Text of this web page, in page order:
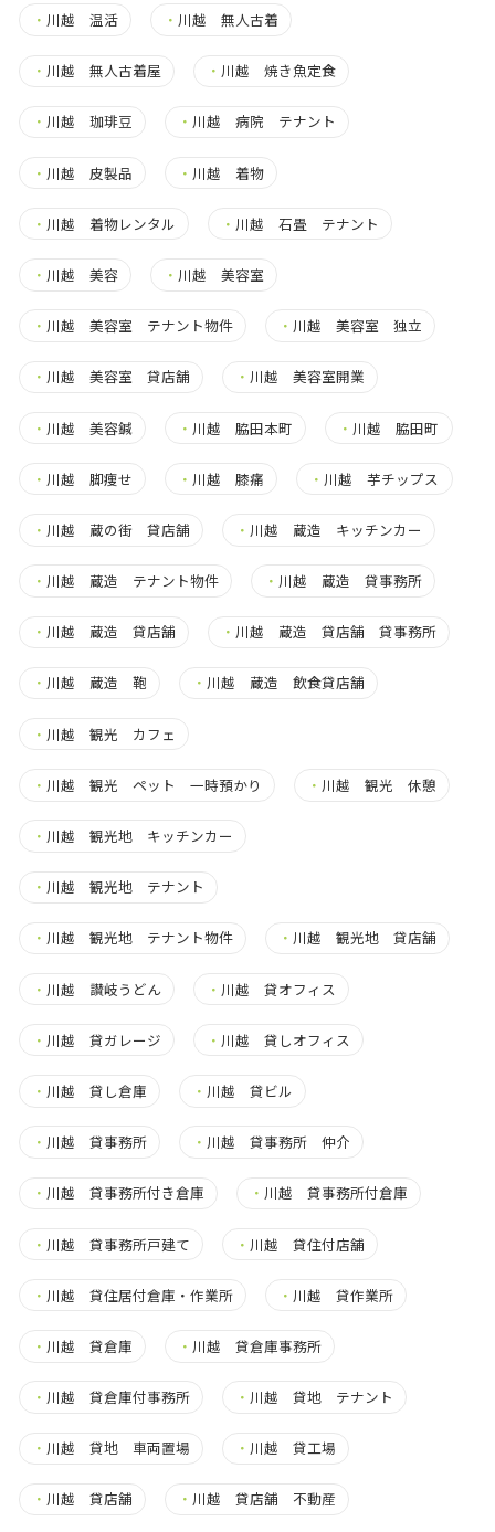
・ 川越 温活 ・ 川越 無人古着
・ 川越 無人古着屋 ・ 川越 焼き魚定食
・ 川越 珈琲豆 ・ 川越 病院 テナント
・ 川越 皮製品 ・ 川越 着物
・ 川越 着物レンタル ・ 川越 石畳 テナント
・ 川越 美容 ・ 川越 美容室
・ 川越 美容室 テナント物件 ・ 川越 美容室 独立
・ 川越 美容室 貸店舗 ・ 川越 美容室開業
・ 川越 美容鍼 ・ 川越 脇田本町 ・ 川越 脇田町
・ 川越 脚痩せ ・ 川越 膝痛 ・ 川越 芋チップス
・ 川越 蔵の街 貸店舗 ・ 川越 蔵造 キッチンカー
・ 川越 蔵造 テナント物件 ・ 川越 蔵造 貸事務所
・ 川越 蔵造 貸店舗 ・ 川越 蔵造 貸店舗 貸事務所
・ 川越 蔵造 鞄 ・ 川越 蔵造 飲食貸店舗
・ 川越 観光 カフェ
・ 川越 観光 ペット 一時預かり ・ 川越 観光 休憩
・ 川越 観光地 キッチンカー
・ 川越 観光地 テナント
・ 川越 観光地 テナント物件 ・ 川越 観光地 貸店舗
・ 川越 讃岐うどん ・ 川越 貸オフィス
・ 川越 貸ガレージ ・ 川越 貸しオフィス
・ 川越 貸し倉庫 ・ 川越 貸ビル
・ 川越 貸事務所 ・ 川越 貸事務所 仲介
・ 川越 貸事務所付き倉庫 ・ 川越 貸事務所付倉庫
・ 川越 貸事務所戸建て ・ 川越 貸住付店舗
・ 川越 貸住居付倉庫・作業所 ・ 川越 貸作業所
・ 川越 貸倉庫 ・ 川越 貸倉庫事務所
・ 川越 貸倉庫付事務所 ・ 川越 貸地 テナント
・ 川越 貸地 車両置場 ・ 川越 貸工場
・ 川越 貸店舗 ・ 川越 貸店舗 不動産